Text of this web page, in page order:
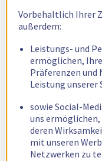
Vorbehaltlich Ihrer
außerdem:
Leistungs- und
ermöglichen,
Präferenzen und
Leistung unserer
sowie Social-
uns
deren
mit unseren
Netzwerken zu